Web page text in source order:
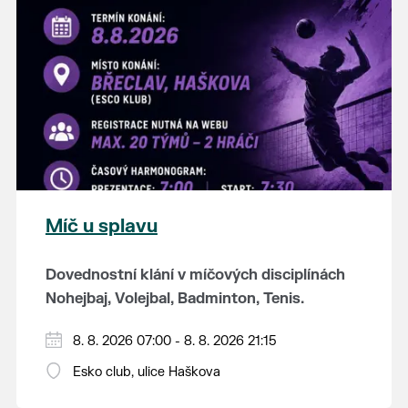
K tanci a poslechu bude hrát DH
Lanžhotčané.
Těšíme se na Vás!
Míč u splavu
Dovednostní klání v míčových disciplínách
Nohejbaj, Volejbal, Badminton, Tenis.
Zúčastnit se může max. 20 dvojčlenných
týmů - každý tým si zahraje min. 4 západy od
8. 8. 2026 07:00 - 8. 8. 2026 21:15
Esko club, ulice Haškova